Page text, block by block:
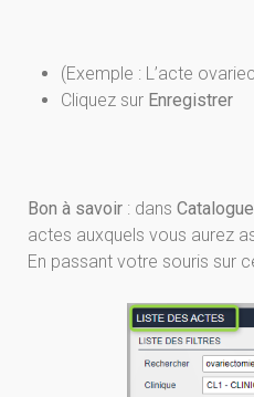
(Exemple : L’acte
Cliquez sur Enregistrer
Bon à savoir : dans
actes auxquels vous aurez
En passant votre souris sur